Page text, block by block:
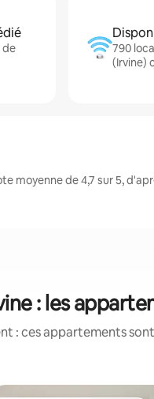
de
790
(Irvine)
moyenne de 4,7 sur 5,
: les
: ces appartements